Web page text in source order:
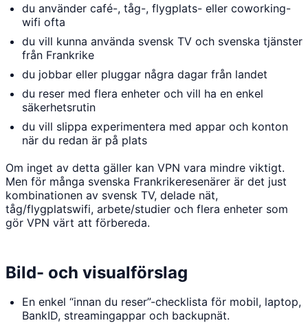
du använder café-, tåg-, flygplats- eller coworking-
wifi ofta
du vill kunna använda svensk TV och svenska tjänster
från Frankrike
du jobbar eller pluggar några dagar från landet
du reser med flera enheter och vill ha en enkel
säkerhetsrutin
du vill slippa experimentera med appar och konton
när du redan är på plats
Om inget av detta gäller kan VPN vara mindre viktigt.
Men för många svenska Frankrikeresenärer är det just
kombinationen av svensk TV, delade nät,
tåg/flygplatswifi, arbete/studier och flera enheter som
gör VPN värt att förbereda.
Bild- och visualförslag
En enkel “innan du reser”-checklista för mobil, laptop,
BankID, streamingappar och backupnät.